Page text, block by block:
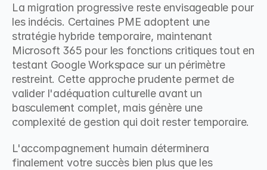
La migration progressive reste envisageable pour
les indécis. Certaines PME adoptent une
stratégie hybride temporaire, maintenant
Microsoft 365 pour les fonctions critiques tout en
testant Google Workspace sur un périmètre
restreint. Cette approche prudente permet de
valider l'adéquation culturelle avant un
basculement complet, mais génère une
complexité de gestion qui doit rester temporaire.
L'accompagnement humain déterminera
finalement votre succès bien plus que les